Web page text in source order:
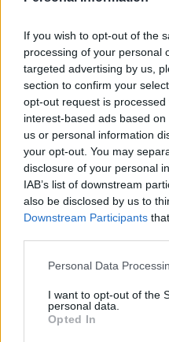
If you wish to opt-out of the
processing of your personal
targeted advertising by us,
section to confirm your
opt-out request is
interest-based ads based
us or personal information
your opt-out. You may
disclosure of your personal
IAB’s list of downstream
also be disclosed by us to
Downstream Participants
Personal Data
I want to opt-out of the
personal data.
Opted In
scorsa su iOS e
permetterà di
protagonisti (Nyx,
LEGGI DI PIÙ
FINAL
FANTASY
XV
APPRODA
SU
FINAL
EXVIUS